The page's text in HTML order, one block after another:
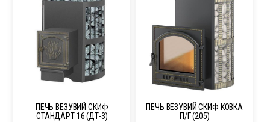
ПЕЧЬ ВЕЗУВИЙ СКИФ
СТАНДАРТ 16 (ДТ-3)
ПЕЧЬ ВЕЗУВИЙ СКИФ КОВКА
П/Г (205)